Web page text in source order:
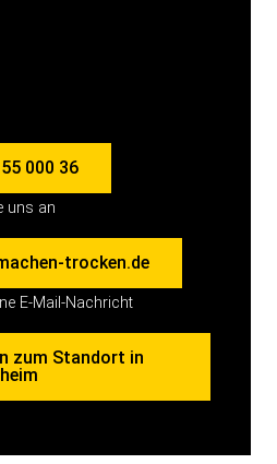
000 36
uns an
trocken.de
E-Mail-Nachricht
zum Standort in